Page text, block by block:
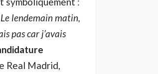
lendemain matin,
pas car j’avais
Real Madrid,